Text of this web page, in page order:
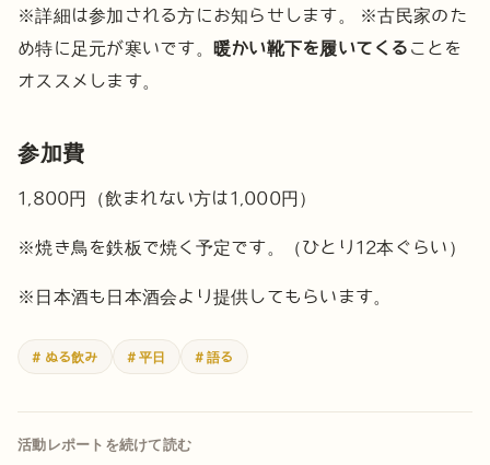
※詳細は参加される方にお知らせします。
※古民家のた
め特に足元が寒いです。
暖かい靴下を履いてくる ことを
オススメします。
参加費
1,800円（飲まれない方は1,000円）
※焼き鳥を鉄板で焼く予定です。（ひとり12本ぐらい）
※日本酒も日本酒会より提供してもらいます。
# ぬる飲み # 平日 # 語る
活動レポートを続けて読む